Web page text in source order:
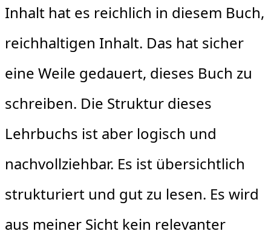
Inhalt hat es reichlich in diesem Buch,
reichhaltigen Inhalt. Das hat sicher
eine Weile gedauert, dieses Buch zu
schreiben. Die Struktur dieses
Lehrbuchs ist aber logisch und
nachvollziehbar. Es ist übersichtlich
strukturiert und gut zu lesen. Es wird
aus meiner Sicht kein relevanter